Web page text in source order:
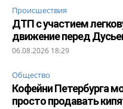
Происшествия
ДТП с участием
движение перед
06.08.2026 18:29
Общество
Кофейни Петербурга
просто продавать